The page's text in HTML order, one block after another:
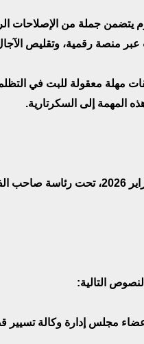
جملة من الإصلاحات
عبر منصة رقمية، وتقليص
مهلة معقولة للبت في
المهمة إلى السكرتارية.
اجتمع مجلس الوزراء اليوم الأربعاء
التالية:
مجلس إدارة وكالة تسيير